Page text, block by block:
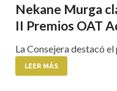
Nekane Murga
II Premios OAT
La Consejera destacó
LEER MÁS